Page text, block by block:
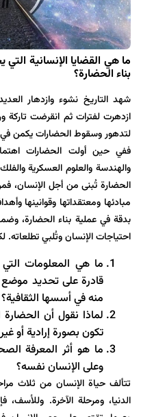
ما هي القضايا الإنسانية
بناء الحضارة؟
شهد التاريخ نشوء وازدهار
ازدهرت لفترات ثم انقرضت تاركة
لتدهور وسقوط الحضارات يكمن
ففي حين أولت الحضارات
والهندسة والعلوم العسكرية
الحضارة تُبنى من أجل الإنسان،
مبادئها ومعتقداتها وقوانينها
بدقة في عملية بناء الحضارة،
احتياجات الإنسان وتُلبي تطلعاته.
ما هي المعلومات
قادرة على تحديد موضع
منه في أسسها الثقافية؟
لماذا نقول أن
تكون بصورة إرادية أو
ما هو أثر المعرفة
وعلى الإنسان نفسه؟
تتألف حياة الإنسان من ثلاث
الدنيا، ومرحلة الآخرة.